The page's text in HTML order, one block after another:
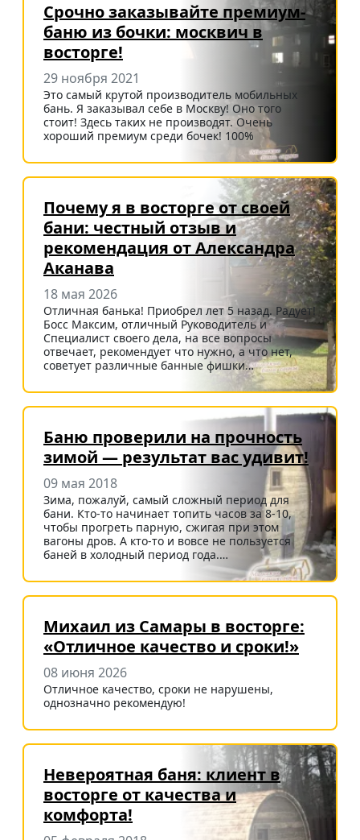
Срочно заказывайте премиум-
баню из бочки: москвич в
восторге!
29 ноября 2021
Это самый крутой производитель мобильных
бань. Я заказывал себе в Москву! Оно того
стоит! Здесь таких не производят. Очень
хороший премиум среди бочек! 100%
Почему я в восторге от своей
бани: честный отзыв и
рекомендация от Александра
Аканава
18 мая 2026
Отличная банька! Приобрел лет 5 назад. Радует!
Босс Максим, отличный Руководитель и
Специалист своего дела, на все вопросы
отвечает, рекомендует что нужно, а что нет,
советует различные банные фишки…
Баню проверили на прочность
зимой — результат вас удивит!
09 мая 2018
Зима, пожалуй, самый сложный период для
бани. Кто-то начинает топить часов за 8-10,
чтобы прогреть парную, сжигая при этом
вагоны дров. А кто-то и вовсе не пользуется
баней в холодный период года.…
Михаил из Самары в восторге:
«Отличное качество и сроки!»
08 июня 2026
Отличное качество, сроки не нарушены,
однозначно рекомендую!
Невероятная баня: клиент в
восторге от качества и
комфорта!